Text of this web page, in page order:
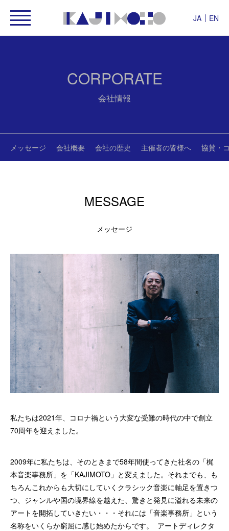
JA EN
CORPORATE
会社情報
メッセージ 会社概要 会社の歴史 主催者の皆様へ 協賛・
MESSAGE
メッセージ
私たちは2021年、コロナ禍という大変な受難の時代の中で創立
70周年を迎えました。
2009年に私たちは、そのときまで58年間使ってきた社名の「梶
本音楽事務所」を「KAJIMOTO」と変えました。それまでも、も
ちろんこれからも大切にしていくクラシック音楽に軸足を置きつ
つ、ジャンルや国の境界線を越えた、驚きと発見に溢れる未来の
アートを開拓していきたい・・・それには「音楽事務所」という
名称をいくらか窮屈に感じ始めたからです。 アートディレクタ